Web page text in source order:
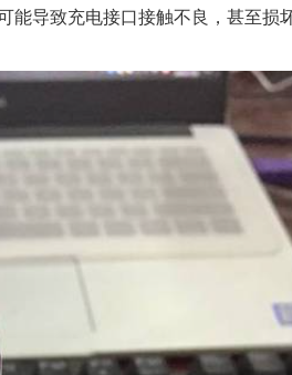
能导致充电接口接触不良，甚至